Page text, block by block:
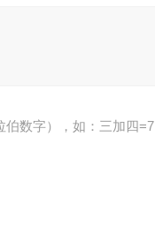
伯数字），如：三加四=7